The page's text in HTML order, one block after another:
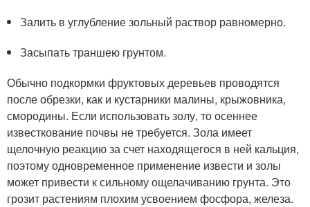
Залить в углубление зольный раствор равномерно.
Засыпать траншею грунтом.
Обычно подкормки фруктовых деревьев проводятся
после обрезки, как и кустарники малины, крыжовника,
смородины. Если использовать золу, то осеннее
известкование почвы не требуется. Зола имеет
щелочную реакцию за счет находящегося в ней кальция,
поэтому одновременное применение извести и золы
может привести к сильному ощелачиванию грунта. Это
грозит растениям плохим усвоением фосфора, железа.